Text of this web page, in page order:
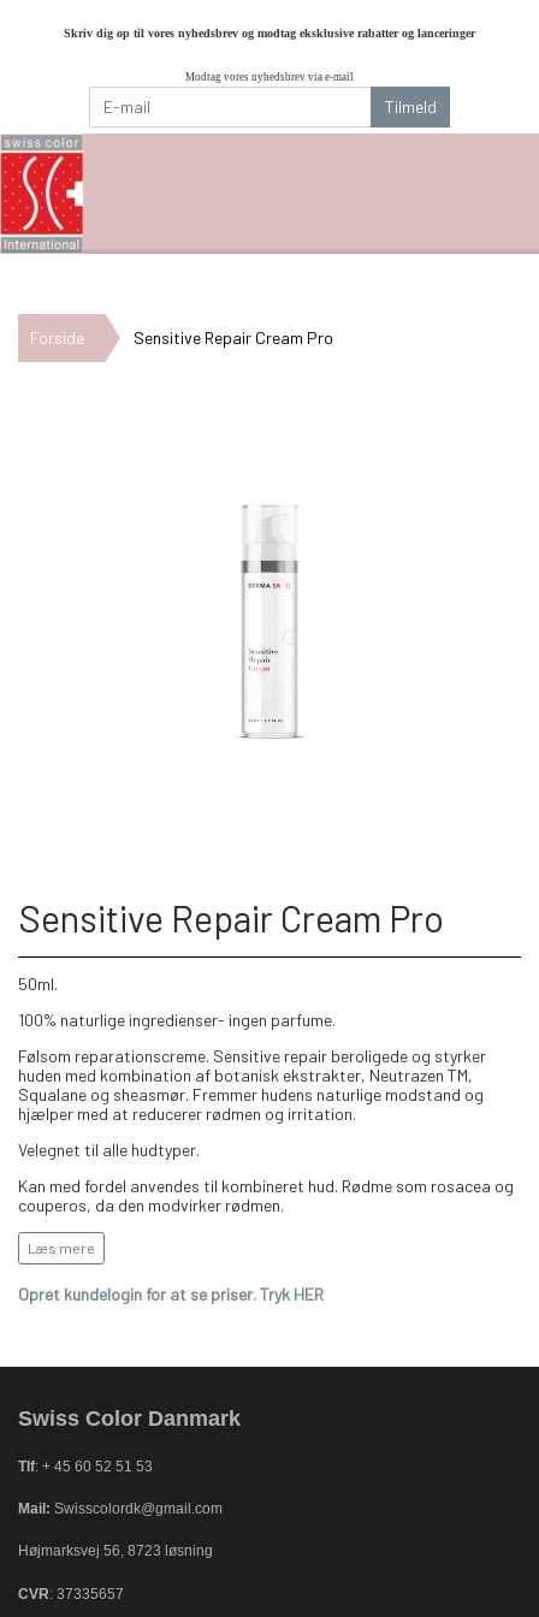
Skriv dig op til vores nyhedsbrev og modtag eksklusive rabatter og lanceringer
Modtag vores nyhedsbrev via e-mail
Tilmeld
Forside Sensitive Repair Cream Pro
Sensitive Repair Cream Pro
50ml.
100% naturlige ingredienser- ingen parfume.
Følsom reparationscreme. Sensitive repair beroligede og styrker
huden med kombination af botanisk ekstrakter, Neutrazen TM,
Squalane og sheasmør. Fremmer hudens naturlige modstand og
hjælper med at reducerer rødmen og irritation.
Velegnet til alle hudtyper.
Kan med fordel anvendes til kombineret hud. Rødme som rosacea og
couperos, da den modvirker rødmen.
Vigtige ingredienser:
rødmen. Neutraz en TM for at styrke og regenerer.
Læs mere
Opret kundelogin for at se priser. Tryk HER
Swiss Color Danmark
Tlf: + 45 60 52 51 53
Mail: Swisscolordk@gmail.com
Højmarksvej 56, 8723 løsning
CVR: 37335657